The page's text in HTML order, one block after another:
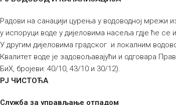
Радови на санацији цурења у водоводној мрежи
у испоруци воде у дијеловима насеља гдје ће се
У другим дијеловима градског и локалним
Квалитет воде је задовољавајући и одговара
БиХ, бројеви: 40/10, 43/10 и 30/12).
РЈ ЧИСТОЋА
Служба за управљање отпадом